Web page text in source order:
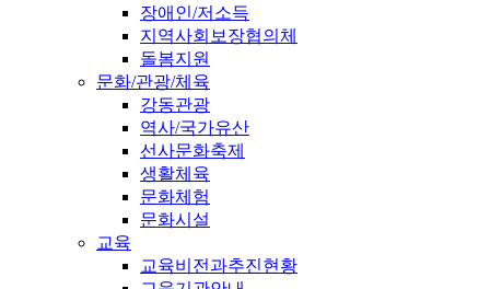
장애인/저소득
지역사회보장협의체
돌봄지원
문화/관광/체육
강동관광
역사/국가유산
선사문화축제
생활체육
문화체험
문화시설
교육
교육비전과추진현황